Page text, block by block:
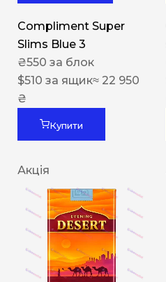
Compliment Super
Slims Blue 3
₴550 за блок
$510 за ящик≈ 22 950
₴
Купити
Акція